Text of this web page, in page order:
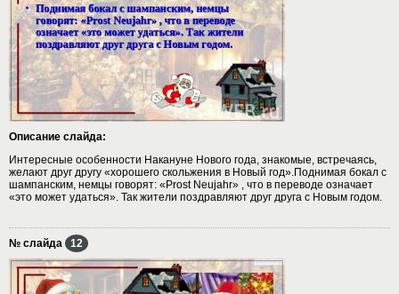
Описание слайда:
Интересные особенности Накануне Нового года, знакомые, встречаясь,
желают друг другу «хорошего скольжения в Новый год».Поднимая бокал с
шампанским, немцы говорят: «Prost Neujahr» , что в переводе означает
«это может удаться». Так жители поздравляют друг друга с Новым годом.
№ слайда 12